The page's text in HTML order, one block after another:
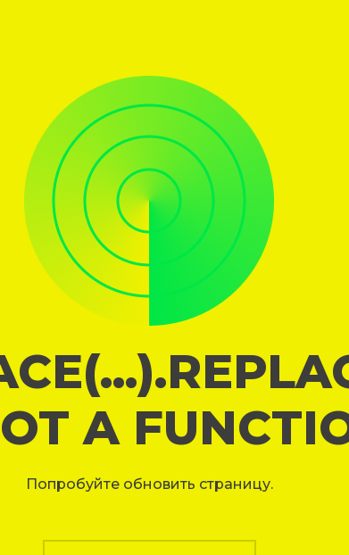
A
Попробуйте обновить страницу.